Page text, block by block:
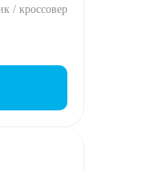
/ кроссовер